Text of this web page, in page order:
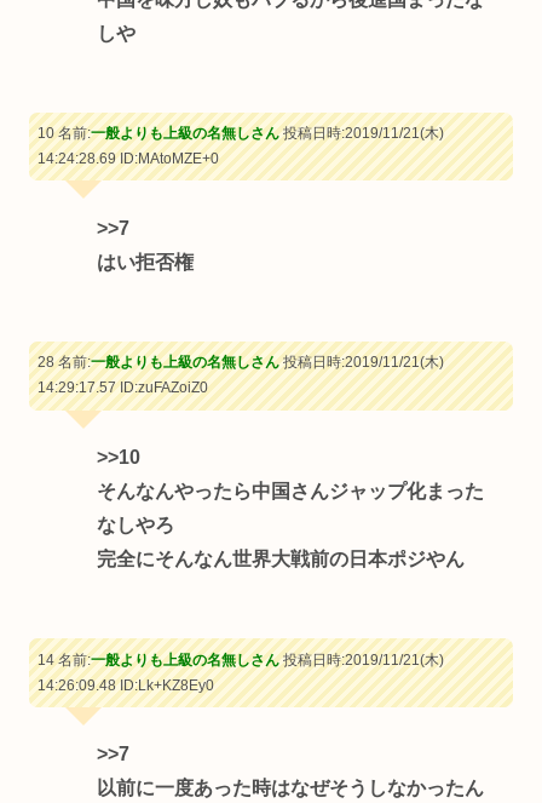
しや
10 名前:一般よりも上級の名無しさん投稿日時:2019/11/21(木)
14:24:28.69ID:MAtoMZE+0
>>7
はい拒否権
28 名前:一般よりも上級の名無しさん投稿日時:2019/11/21(木)
14:29:17.57ID:zuFAZoiZ0
>>10
そんなんやったら中国さんジャップ化まった
なしやろ
完全にそんなん世界大戦前の日本ポジやん
14 名前:一般よりも上級の名無しさん投稿日時:2019/11/21(木)
14:26:09.48ID:Lk+KZ8Ey0
>>7
以前に一度あった時はなぜそうしなかったん